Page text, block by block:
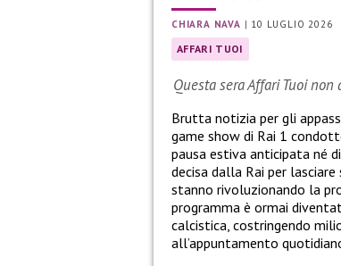
CHIARA NAVA | 10 LUGLIO 2026
AFFARI TUOI
Questa sera Affari Tuoi
Brutta notizia per gli
game show di Rai 1
pausa estiva anticipata né
decisa dalla Rai per lasciare
stanno rivoluzionando la
programma è ormai
calcistica, costringendo
all’appuntamento